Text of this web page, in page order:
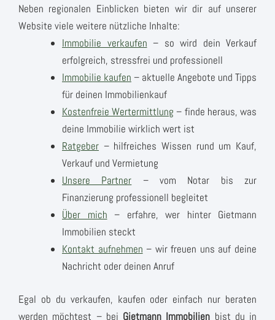
Neben regionalen Einblicken bieten wir dir auf unserer
Website viele weitere nützliche Inhalte:
Immobilie verkaufen – so wird dein Verkauf
erfolgreich, stressfrei und professionell
Immobilie kaufen – aktuelle Angebote und Tipps
für deinen Immobilienkauf
Kostenfreie Wertermittlung – finde heraus, was
deine Immobilie wirklich wert ist
Ratgeber – hilfreiches Wissen rund um Kauf,
Verkauf und Vermietung
Unsere Partner – vom Notar bis zur
Finanzierung professionell begleitet
Über mich – erfahre, wer hinter Gietmann
Immobilien steckt
Kontakt aufnehmen – wir freuen uns auf deine
Nachricht oder deinen Anruf
Egal ob du verkaufen, kaufen oder einfach nur beraten
werden möchtest – bei Gietmann Immobilien bist du in